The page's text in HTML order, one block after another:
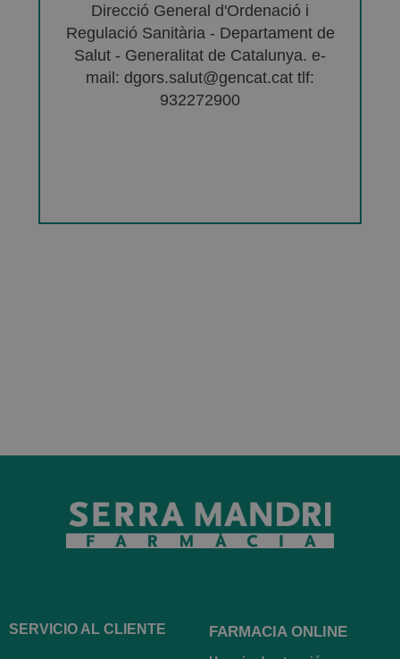
Direcció General d'Ordenació i
Regulació Sanitària - Departament de
Salut - Generalitat de Catalunya. e-
mail: dgors.salut@gencat.cat tlf:
932272900
SERVICIO AL CLIENTE FARMACIA ONLINE